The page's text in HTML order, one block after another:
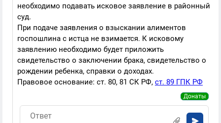
необходимо подавать исковое заявление в районный
суд.
При подаче заявления о взыскании алиментов
госпошлина с истца не взимается. К исковому
заявлению необходимо будет приложить
свидетельство о заключении брака, свидетельство о
рождении ребенка, справки о доходах.
Правовое основание: ст. 80, 81 СК РФ, ст. 89 ГПК РФ
Донаты